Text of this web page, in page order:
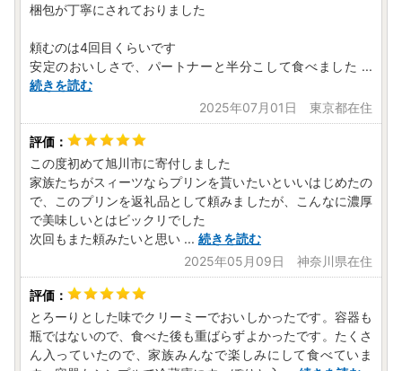
梱包が丁寧にされておりました
頼むのは4回目くらいです
安定のおいしさで、パートナーと半分こして食べました ...
続きを読む
2025年07月01日 東京都在住
この度初めて旭川市に寄付しました
家族たちがスィーツならプリンを貰いたいといいはじめたの
で、このプリンを返礼品として頼みましたが、こんなに濃厚
で美味しいとはビックリでした
次回もまた頼みたいと思い ... 続きを読む
2025年05月09日 神奈川県在住
とろーりとした味でクリーミーでおいしかったです。容器も
瓶ではないので、食べた後も重ばらずよかったです。たくさ
ん入っていたので、家族みんなで楽しみにして食べていま